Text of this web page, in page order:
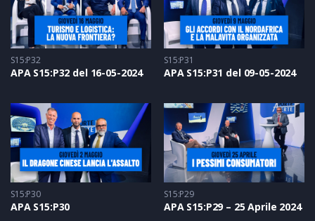
S15:P32
APA S15:P32 del 16-05-2024
S15:P31
APA S15:P31 del 09-05-2024
S15:P30
APA S15:P30
S15:P29
APA S15:P29 – 25 Aprile 2024